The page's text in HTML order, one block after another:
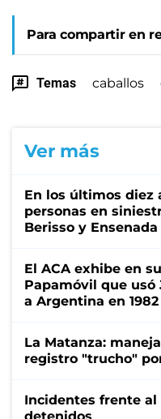
Para compartir en
Temas caballos
Ver más
En los últimos diez
personas en
Berisso y Ensenada
El ACA exhibe en
Papamóvil que usó
a Argentina en 1982
La Matanza:
registro "trucho"
Incidentes frente al